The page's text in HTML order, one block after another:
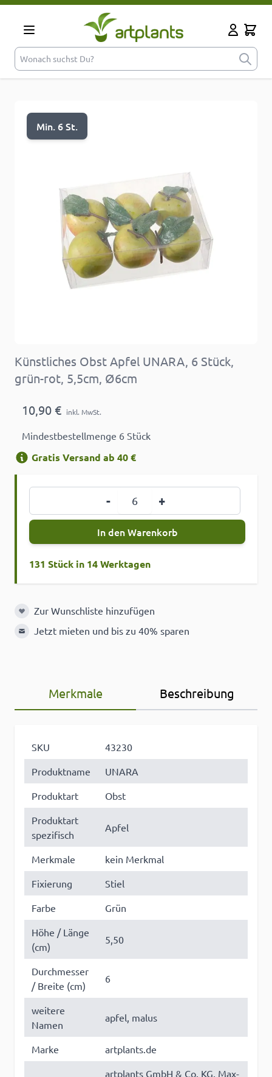
Zum Inhalt springen
Cart
Min. 6 St.
Künstliches Obst Apfel UNARA, 6 Stück,
grün-rot, 5,5cm, Ø6cm
10,90 € inkl. MwSt.
Mindestbestellmenge 6 Stück
Gratis Versand ab 40 €
- +
In den Warenkorb
131 Stück in 14 Werktagen
Zur Wunschliste hinzufügen
Zur Wunschliste hinzufügen
Jetzt mieten und bis zu 40% sparen
Merkmale Beschreibung
SKU
43230
Produktname
UNARA
Produktart
Obst
Produktart
spezifisch
Apfel
Merkmale
kein Merkmal
Fixierung
Stiel
Farbe
Grün
Höhe / Länge
(cm)
5,50
Durchmesser
/ Breite (cm)
6
weitere
Namen
apfel, malus
Marke artplants.de
artplants GmbH & Co. KG, Max-